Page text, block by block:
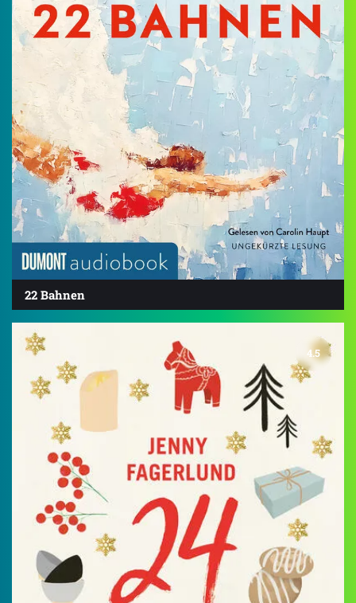
22 Bahnen
4.5